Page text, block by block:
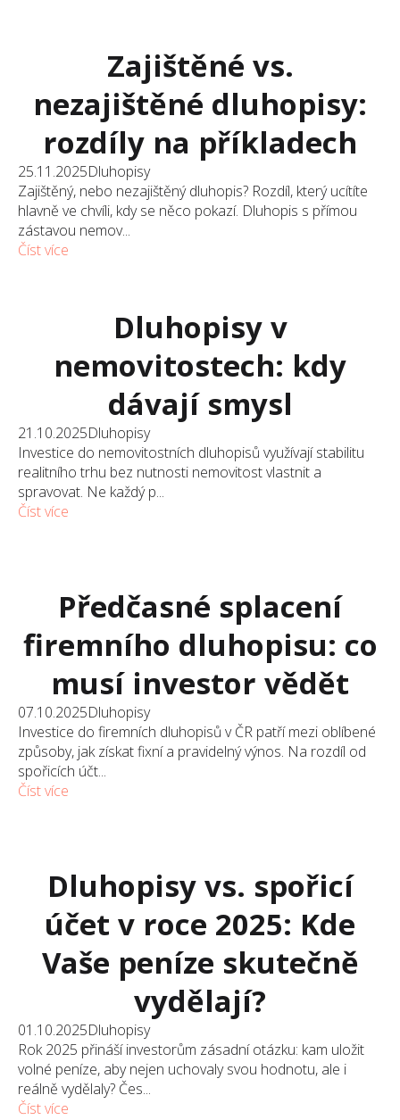
Zajištěné vs.
nezajištěné dluhopisy:
rozdíly na příkladech
25.11.2025Dluhopisy
Zajištěný, nebo nezajištěný dluhopis? Rozdíl, který ucítíte
hlavně ve chvíli, kdy se něco pokazí. Dluhopis s přímou
zástavou nemov...
Číst více
Dluhopisy v
nemovitostech: kdy
dávají smysl
21.10.2025Dluhopisy
Investice do nemovitostních dluhopisů využívají stabilitu
realitního trhu bez nutnosti nemovitost vlastnit a
spravovat. Ne každý p...
Číst více
Předčasné splacení
firemního dluhopisu: co
musí investor vědět
07.10.2025Dluhopisy
Investice do firemních dluhopisů v ČR patří mezi oblíbené
způsoby, jak získat fixní a pravidelný výnos. Na rozdíl od
spořicích účt...
Číst více
Dluhopisy vs. spořicí
účet v roce 2025: Kde
Vaše peníze skutečně
vydělají?
01.10.2025Dluhopisy
Rok 2025 přináší investorům zásadní otázku: kam uložit
volné peníze, aby nejen uchovaly svou hodnotu, ale i
reálně vydělaly? Čes...
Číst více